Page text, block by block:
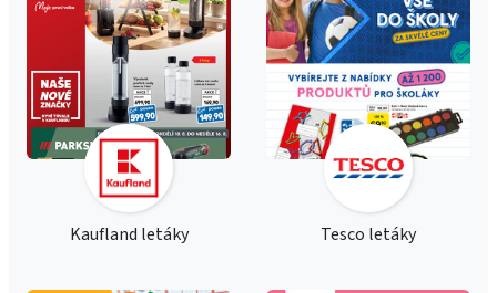
Kaufland letáky Tesco letáky